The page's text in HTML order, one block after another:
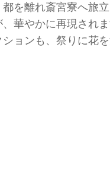
を離れ斎宮寮へ旅
華やかに再現され
ョンも、祭りに花を